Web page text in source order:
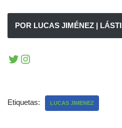
POR LUCAS JIMÉNEZ |
Etiquetas: LUCAS JIMENEZ